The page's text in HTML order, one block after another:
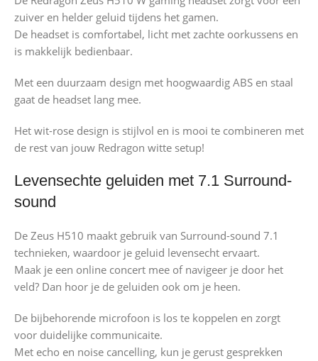
zuiver en helder geluid tijdens het gamen.
De headset is comfortabel, licht met zachte oorkussens en
is makkelijk bedienbaar.
Met een duurzaam design met hoogwaardig ABS en staal
gaat de headset lang mee.
Het wit-rose design is stijlvol en is mooi te combineren met
de rest van jouw Redragon witte setup!
Levensechte geluiden met 7.1 Surround-
sound
De Zeus H510 maakt gebruik van Surround-sound 7.1
technieken, waardoor je geluid levensecht ervaart.
Maak je een online concert mee of navigeer je door het
veld? Dan hoor je de geluiden ook om je heen.
De bijbehorende microfoon is los te koppelen en zorgt
voor duidelijke communicaite.
Met echo en noise cancelling, kun je gerust gesprekken